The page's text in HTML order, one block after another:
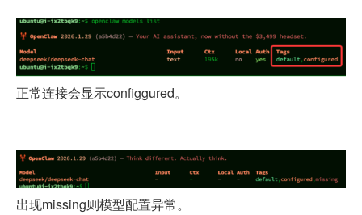
正常连接会显示configgured。
出现missing则模型配置异常。